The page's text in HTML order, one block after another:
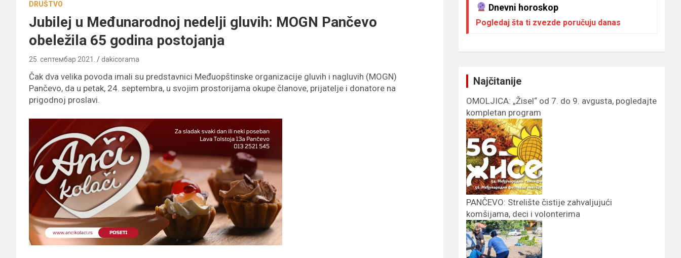
DRUŠTVO
Jubilej u Međunarodnoj nedelji gluvih: MOGN Pančevo
obeležila 65 godina postojanja
25. септембар 2021. dakicorama
Čak dva velika povoda imali su predstavnici Međuopštinske organizacije gluvih i nagluvih (MOGN)
Pančevo, da u petak, 24. septembra, u svojim prostorijama okupe članove, prijatelje i donatore na
prigodnoj proslavi.
Dnevni horoskop
Pogledaj šta ti zvezde poručuju danas
Najčitanije
OMOLJICA: „Žisel“ od 7. do 9. avgusta, pogledajte
kompletan program
PANČEVO: Strelište čistije zahvaljujući
komšijama, deci i volonterima